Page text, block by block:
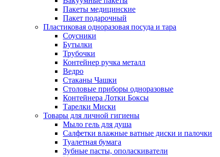
Пакеты медицинские
Пакет подарочный
Пластиковая одноразовая посуда и тара
Соусники
Бутылки
Трубочки
Контейнер ручка металл
Ведро
Стаканы Чашки
Столовые приборы одноразовые
Контейнера Лотки Боксы
Тарелки Миски
Товары для личной гигиены
Мыло гель для душа
Салфетки влажные ватные диски и палочки
Туалетная бумага
Зубные пасты, ополаскиватели